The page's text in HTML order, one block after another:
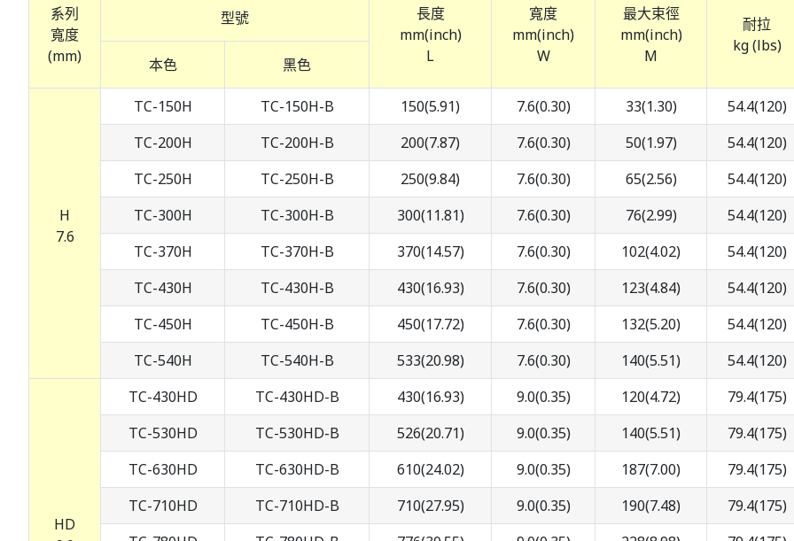
系列
寬度
(mm)
型號
長度
mm(inch)
L
寬度
mm(inch)
W
最大束徑
mm(inch)
M
耐拉
kg (lbs)
本色
黑色
H
7.6
TC-150H TC-150H-B 150(5.91) 7.6(0.30) 33(1.30)
54.4(120)
TC-200H
TC-200H-B 200(7.87) 7.6(0.30) 50(1.97)
54.4(120)
TC-250H
TC-250H-B 250(9.84) 7.6(0.30) 65(2.56)
54.4(120)
TC-300H
TC-300H-B 300(11.81) 7.6(0.30) 76(2.99)
54.4(120)
TC-370H
TC-370H-B 370(14.57) 7.6(0.30) 102(4.02)
54.4(120)
TC-430H
TC-430H-B 430(16.93) 7.6(0.30) 123(4.84)
54.4(120)
TC-450H
TC-450H-B 450(17.72) 7.6(0.30) 132(5.20)
54.4(120)
TC-540H
TC-540H-B 533(20.98) 7.6(0.30) 140(5.51) 54.4(120)
HD
TC-430HD TC-430HD-B 430(16.93) 9.0(0.35) 120(4.72)
79.4(175)
TC-530HD
TC-530HD-B 526(20.71) 9.0(0.35) 140(5.51)
79.4(175)
TC-630HD
TC-630HD-B 610(24.02) 9.0(0.35) 187(7.00)
79.4(175)
TC-710HD
TC-710HD-B 710(27.95) 9.0(0.35) 190(7.48)
79.4(175)